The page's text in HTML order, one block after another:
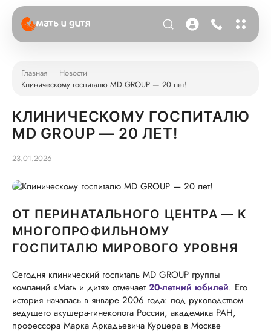
Главная
Новости
Клиническому госпиталю MD GROUP — 20 лет!
КЛИНИЧЕСКОМУ ГОСПИТАЛЮ
MD GROUP — 20 ЛЕТ!
23.01.2026
ОТ ПЕРИНАТАЛЬНОГО ЦЕНТРА — К
МНОГОПРОФИЛЬНОМУ
ГОСПИТАЛЮ МИРОВОГО УРОВНЯ
Сегодня клинический госпиталь MD GROUP группы
компаний «Мать и дитя» отмечает20-летний юбилей. Его
история началась в январе 2006 года: под руководством
ведущего акушера-гинеколога России, академика РАН,
профессора Марка Аркадьевича Курцера в Москве